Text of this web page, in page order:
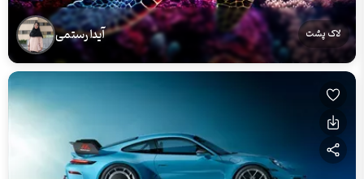
لاک پشت آیدا رستمی